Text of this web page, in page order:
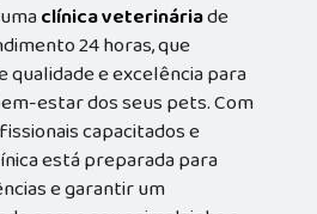
clínica veterináriade
24 horas, que
qualidade e excelência para
estar dos seus pets. Com
capacitados e
está preparada para
e garantir um